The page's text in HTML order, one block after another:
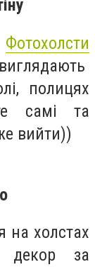
Фотохолсти
полицях
самі та
вийти))
на холстах
декор за